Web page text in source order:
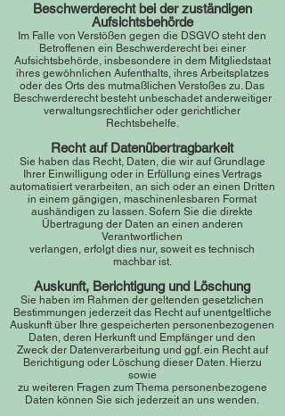
Beschwerderecht bei der zuständigen
Aufsichtsbehörde
Im Falle von Verstößen gegen die DSGVO steht den
Betroffenen ein Beschwerderecht bei einer
Aufsichtsbehörde, insbesondere in dem Mitgliedstaat
ihres gewöhnlichen Aufenthalts, ihres Arbeitsplatzes
oder des Orts des mutmaßlichen Verstoßes zu. Das
Beschwerderecht besteht unbeschadet anderweitiger
verwaltungsrechtlicher oder gerichtlicher
Rechtsbehelfe.
Recht auf Datenübertragbarkeit
Sie haben das Recht, Daten, die wir auf Grundlage
Ihrer Einwilligung oder in Erfüllung eines Vertrags
automatisiert verarbeiten, an sich oder an einen Dritten
in einem gängigen, maschinenlesbaren Format
aushändigen zu lassen. Sofern Sie die direkte
Übertragung der Daten an einen anderen
Verantwortlichen
verlangen, erfolgt dies nur, soweit es technisch
machbar ist.
Auskunft, Berichtigung und Löschung
Sie haben im Rahmen der geltenden gesetzlichen
Bestimmungen jederzeit das Recht auf unentgeltliche
Auskunft über Ihre gespeicherten personenbezogenen
Daten, deren Herkunft und Empfänger und den
Zweck der Datenverarbeitung und ggf. ein Recht auf
Berichtigung oder Löschung dieser Daten. Hierzu
sowie
zu weiteren Fragen zum Thema personenbezogene
Daten können Sie sich jederzeit an uns wenden.